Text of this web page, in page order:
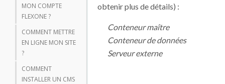
MON COMPTE
FLEXONE ?
COMMENT METTRE
EN LIGNE MON SITE
?
COMMENT
INSTALLER UN CMS
obtenir plus de détails) :
Conteneur maître
Conteneur de données
Serveur externe